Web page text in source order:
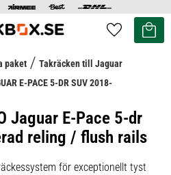
Favoriter
Kundvagn
paket
Takräcken till Jaguar
E-PACE 5-DR SUV 2018-
Jaguar E-Pace 5-dr
reling / flush rails
för exceptionellt tyst